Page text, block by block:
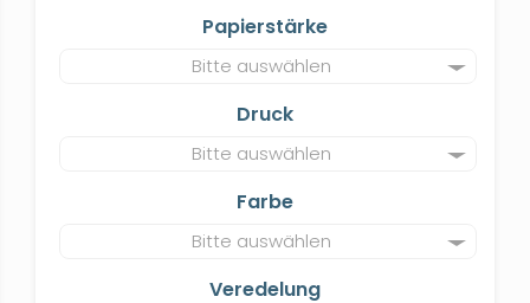
Papierstärke
Bitte auswählen
Druck
Bitte auswählen
Farbe
Bitte auswählen
Veredelung